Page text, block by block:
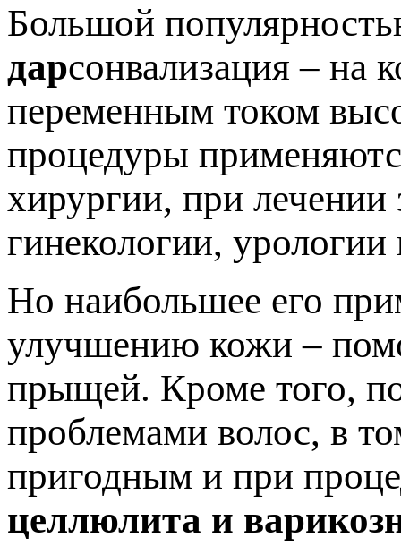
Большой
дарсонвализация – на
переменным током
процедуры
хирургии, при лечении
гинекологии, урологии
Но наибольшее его
улучшению кожи –
прыщей. Кроме того,
проблемами волос, в
пригодным и при
целлюлита и